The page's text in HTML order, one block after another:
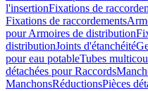
l'insertionFixations de
Fixations de raccordements
pour Armoires de distribution
distributionJoints d'étanchéité
pour eau potableTubes
détachées pour Raccords
ManchonsRéductionsPièces